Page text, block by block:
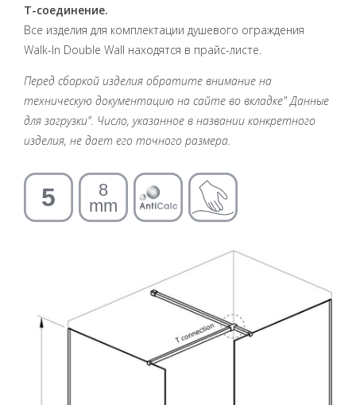
T-соединение.
Все изделия для комплектации душевого ограждения
Walk-In Double Wall находятся в прайс-листе.
Перед сборкой изделия обратите внимание на
техническую документацию на сайте во вкладке" Данные
для загрузки". Число, указанное в названии конкретного
изделия, не дает его точного размера.